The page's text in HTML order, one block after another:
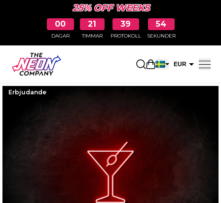
25% OFF WEEKS
00
DAGAR
21
TIMMAR
39
PROTOKOLL
53
SEKUNDER
ÖppnaEUR
Erbjudande